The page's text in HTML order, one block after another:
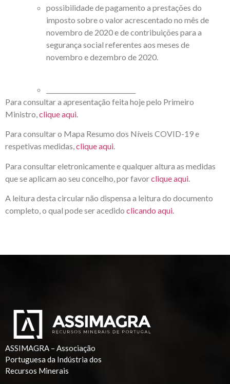
possibilidade de pagamento a prestações do
imposto sobre o valor acrescentado no mês de
novembro de 2020 e de contribuições para a
segurança social referentes aos meses de
novembro e dezembro de 2020.
Para consultar a apresentação feita hoje pelo Primeiro
Ministro, clique aqui
Para consultar o Mapa Resumo dos Níveis COVID-19 e
respetivas medidas,clique aqui.
Para consultar eletronicamente e qualquer altura as medidas
que se aplicam ao seu concelho, por favorclique aqui
A leitura desta circular não dispensa a leitura do documento
completo, o qual pode ser acedido clicando aqui.
ASSIMAGRA – Associação
Portuguesa da Indústria dos
Recursos Minerais